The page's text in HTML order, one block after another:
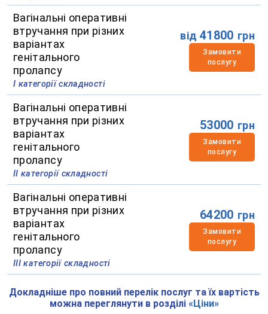
Вагінальні оперативні
втручання при різних
варіантах
генітального
пролапсу
І категорії складності
від 41800 грн
Замовити
послугу
Вагінальні оперативні
втручання при різних
варіантах
генітального
пролапсу
ІІ категорії складності
53000 грн
Замовити
послугу
Вагінальні оперативні
втручання при різних
варіантах
генітального
пролапсу
ІІІ категорії складності
64200 грн
Замовити
послугу
Докладніше про повний перелік послуг та їх вартість
можна переглянути в розділі «Ціни»